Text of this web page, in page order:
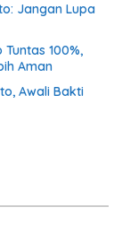
Jangan Lupa
100%,
Aman
Awali Bakti